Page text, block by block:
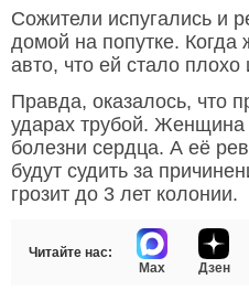
Сожители испугались и
домой на попутке.
авто, что ей стало
Правда, оказалось, что
ударах трубой. Женщина
болезни сердца. А её
будут судить за
грозит до 3 лет колонии.
Читайте нас:
Max
Дзен